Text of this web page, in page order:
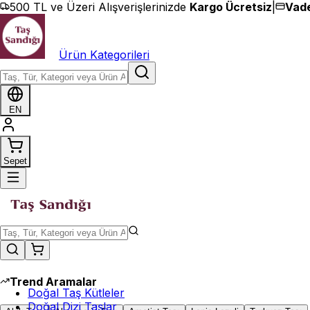
İçeriğe geç
500 TL ve Üzeri Alışverişlerinizde Kargo Ücretsiz
Ürün Kategorileri
EN
Sepet
Trend Aramalar
Doğal Taş Kütleler
Doğal Dizi Taşlar